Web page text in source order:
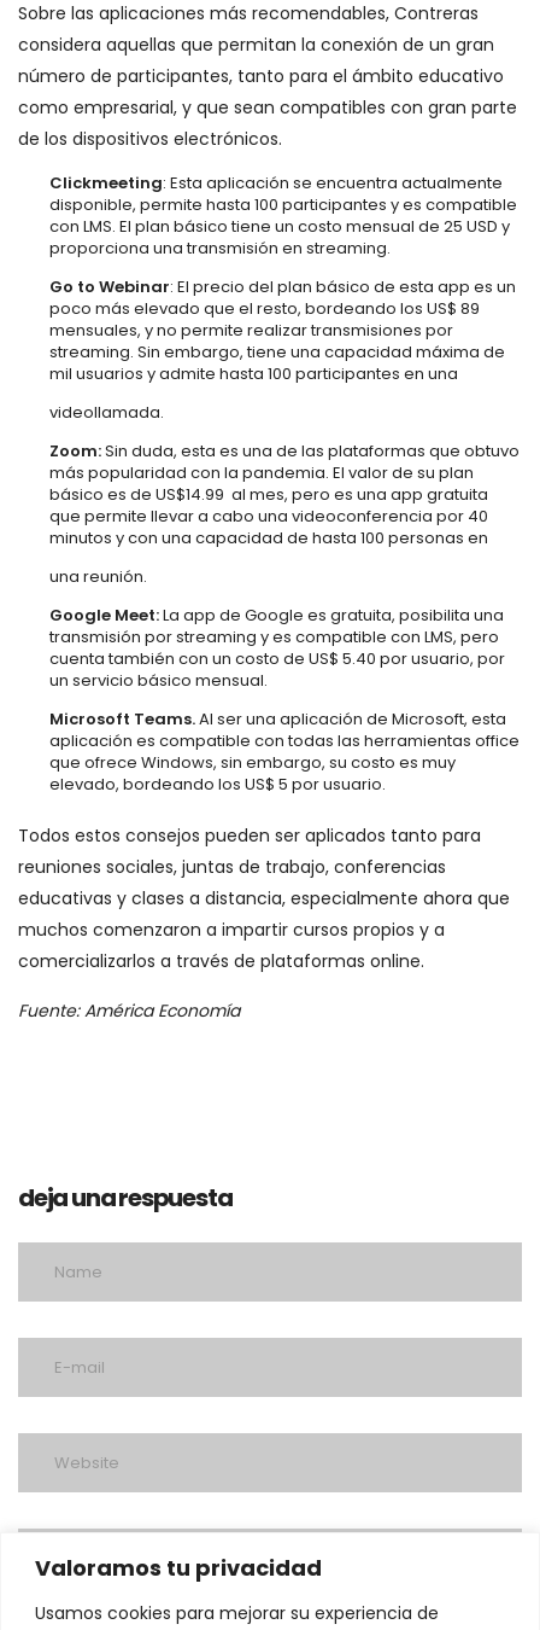
Valoramos tu privacidad
Usamos cookies para mejorar su experiencia de
Sobre las aplicaciones más recomendables, Contreras
considera aquellas que permitan la conexión de un gran
número de participantes, tanto para el ámbito educativo
como empresarial, y que sean compatibles con gran parte
de los dispositivos electrónicos.
Clickmeeting: Esta aplicación se encuentra actualmente
disponible, permite hasta 100 participantes y es compatible
con LMS. El plan básico tiene un costo mensual de 25 USD y
proporciona una transmisión en streaming.
Go to Webinar: El precio del plan básico de esta app es un
poco más elevado que el resto, bordeando los US$ 89
mensuales, y no permite realizar transmisiones por
streaming. Sin embargo, tiene una capacidad máxima de
mil usuarios y admite hasta 100 participantes en una
videollamada.
Zoom:Sin duda, esta es una de las plataformas que obtuvo
más popularidad con la pandemia. El valor de su plan
básico es de US$14.99 al mes, pero es una app gratuita
que permite llevar a cabo una videoconferencia por 40
minutos y con una capacidad de hasta 100 personas en
una reunión.
Google Meet:La app de Google es gratuita, posibilita una
transmisión por streaming y es compatible con LMS, pero
cuenta también con un costo de US$ 5.40 por usuario, por
un servicio básico mensual.
Microsoft Teams.Al ser una aplicación de Microsoft, esta
aplicación es compatible con todas las herramientas office
que ofrece Windows, sin embargo, su costo es muy
elevado, bordeando los US$ 5 por usuario.
Todos estos consejos pueden ser aplicados tanto para
reuniones sociales, juntas de trabajo, conferencias
educativas y clases a distancia, especialmente ahora que
muchos comenzaron a impartir cursos propios y a
comercializarlos a través de plataformas online.
Fuente: América Economía
deja una respuesta